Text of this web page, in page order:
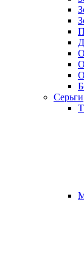
Серьги